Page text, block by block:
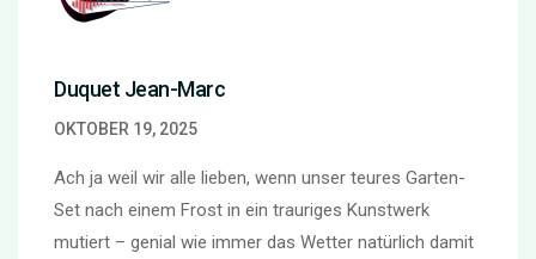
Duquet Jean-Marc
OKTOBER 19, 2025
Ach ja weil wir alle lieben, wenn unser teures Garten-
Set nach einem Frost in ein trauriges Kunstwerk
mutiert – genial wie immer das Wetter natürlich damit